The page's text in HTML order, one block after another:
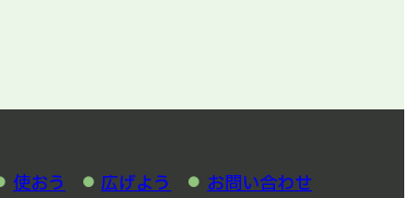
使おう 広げよう お問い合わせ